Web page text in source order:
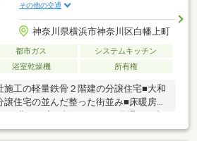
その他の交通
神奈川県横浜市神奈川区白幡上町
都市ガス
システムキッチン
浴室乾燥機 所有権
工の軽量鉄骨２階建の分譲住宅■大和
住宅の並んだ整った街並み■床暖房の
とリビングが一直線になった 家事動